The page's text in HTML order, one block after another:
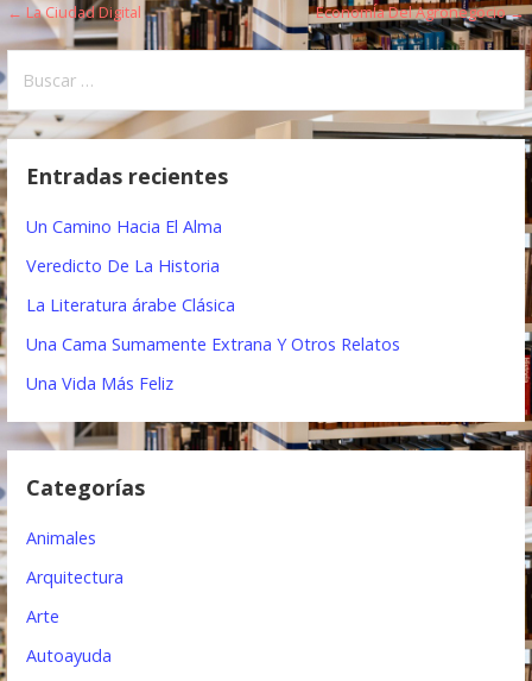
N
a
v
e
a
ó
d
n
← La Ciudad Digital EconomÍa Del Agronegocio →
s
Entradas recientes
Un Camino Hacia El Alma
Veredicto De La Historia
La Literatura árabe Clásica
Una Cama Sumamente Extrana Y Otros Relatos
Una Vida Más Feliz
Categorías
Animales
Arquitectura
Arte
Autoayuda